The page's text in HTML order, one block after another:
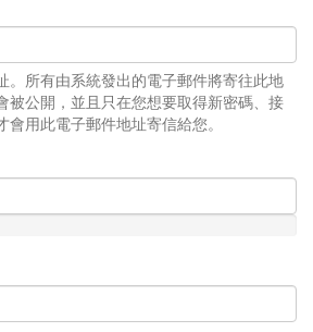
。所有由系統發出的電子郵件將寄往此地
被公開，並且只在您想要取得新密碼、接
用此電子郵件地址寄信給您。